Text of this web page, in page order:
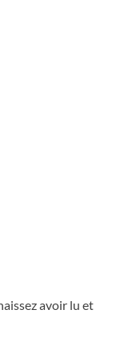
avoir lu et